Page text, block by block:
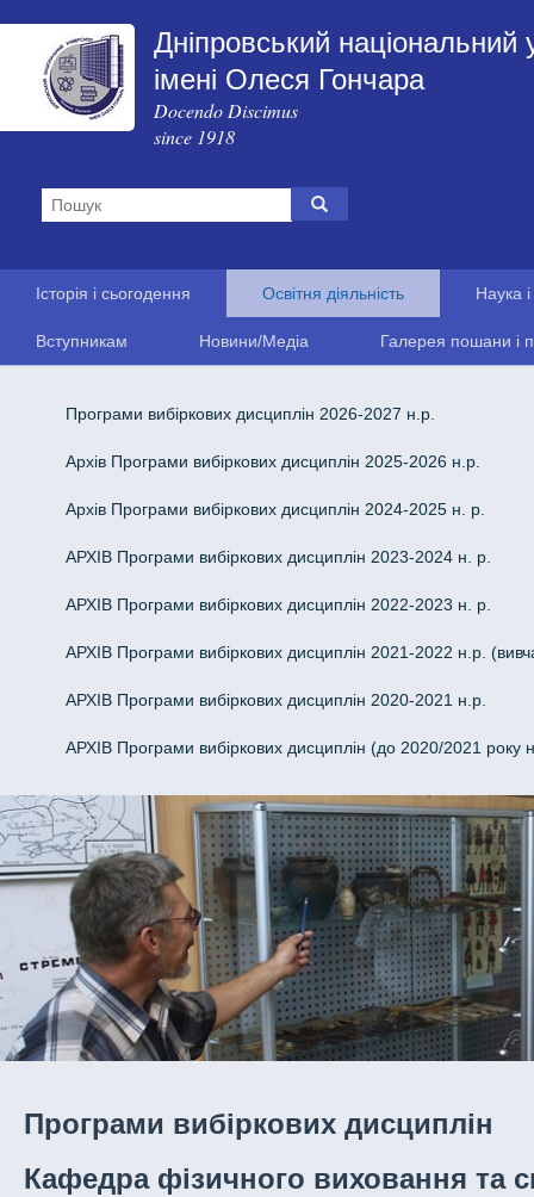
Дніпровський національний
імені Олеся Гончара
Docendo Discimus
since 1918
Історія і сьогодення Освітня діяльність Наука
Вступникам Новини/Медіа Галерея пошани і
Програми вибіркових дисциплін 2026-2027 н.р.
Архів Програми вибіркових дисциплін 2025-2026 н.р.
Архів Програми вибіркових дисциплін 2024-2025 н. р.
АРХІВ Програми вибіркових дисциплін 2023-2024 н. р.
АРХІВ Програми вибіркових дисциплін 2022-2023 н. р.
АРХІВ Програми вибіркових дисциплін 2021-2022 н.р.
АРХІВ Програми вибіркових дисциплін 2020-2021 н.р.
АРХІВ Програми вибіркових дисциплін (до 2020/2021 року
Програми вибіркових дисциплін
Кафедра фізичного виховання та